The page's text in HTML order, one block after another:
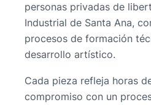
personas privadas de
Industrial de Santa Ana,
procesos de formación
desarrollo artístico.
Cada pieza refleja horas
compromiso con un